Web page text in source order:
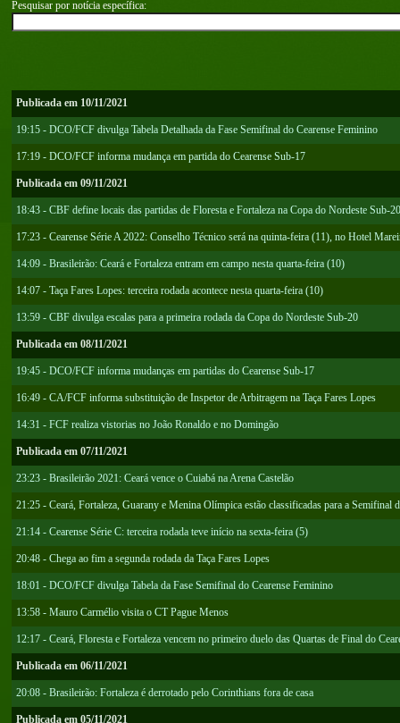
Pesquisar por notícia específica:
Publicada em 10/11/2021
19:15 - DCO/FCF divulga Tabela Detalhada da Fase Semifinal do Cearense Feminino
17:19 - DCO/FCF informa mudança em partida do Cearense Sub-17
Publicada em 09/11/2021
18:43 - CBF define locais das partidas de Floresta e Fortaleza na Copa do Nordeste Sub-20
17:23 - Cearense Série A 2022: Conselho Técnico será na quinta-feira (11), no Hotel
14:09 - Brasileirão: Ceará e Fortaleza entram em campo nesta quarta-feira (10)
14:07 - Taça Fares Lopes: terceira rodada acontece nesta quarta-feira (10)
13:59 - CBF divulga escalas para a primeira rodada da Copa do Nordeste Sub-20
Publicada em 08/11/2021
19:45 - DCO/FCF informa mudanças em partidas do Cearense Sub-17
16:49 - CA/FCF informa substituição de Inspetor de Arbitragem na Taça Fares Lopes
14:31 - FCF realiza vistorias no João Ronaldo e no Domingão
Publicada em 07/11/2021
23:23 - Brasileirão 2021: Ceará vence o Cuiabá na Arena Castelão
21:25 - Ceará, Fortaleza, Guarany e Menina Olímpica estão classificadas para a Semifinal
21:14 - Cearense Série C: terceira rodada teve início na sexta-feira (5)
20:48 - Chega ao fim a segunda rodada da Taça Fares Lopes
18:01 - DCO/FCF divulga Tabela da Fase Semifinal do Cearense Feminino
13:58 - Mauro Carmélio visita o CT Pague Menos
12:17 - Ceará, Floresta e Fortaleza vencem no primeiro duelo das Quartas de Final do
Publicada em 06/11/2021
20:08 - Brasileirão: Fortaleza é derrotado pelo Corinthians fora de casa
Publicada em 05/11/2021